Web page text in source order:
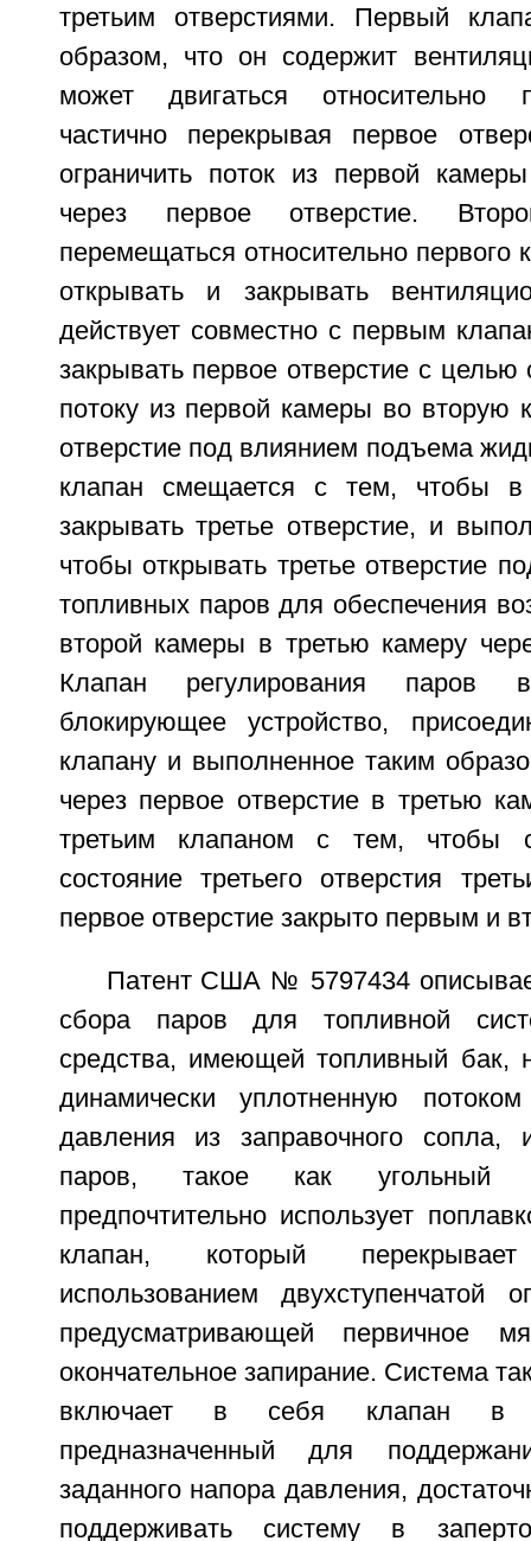
третьим отверстиями. Первый
образом, что он содержит
может двигаться относительно
частично перекрывая первое
ограничить поток из первой
через первое отверстие.
перемещаться относительно первого
открывать и закрывать
действует совместно с первым
закрывать первое отверстие с целью
потоку из первой камеры во вторую
отверстие под влиянием подъема
клапан смещается с тем, чтобы в
закрывать третье отверстие, и
чтобы открывать третье отверстие
топливных паров для обеспечения
второй камеры в третью камеру
Клапан регулирования паров
блокирующее устройство,
клапану и выполненное таким
через первое отверстие в третью
третьим клапаном с тем, чтобы
состояние третьего отверстия
первое отверстие закрыто первым и
Патент США № 5797434
сбора паров для топливной
средства, имеющей топливный бак,
динамически уплотненную
давления из заправочного сопла,
паров, такое как угольный
предпочтительно использует
клапан, который
использованием двухступенчатой
предусматривающей первичное
окончательное запирание. Система
включает в себя клапан в
предназначенный для
заданного напора давления,
поддерживать систему в